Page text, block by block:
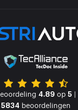
4.89 op 5 |
5834 beoordelingen